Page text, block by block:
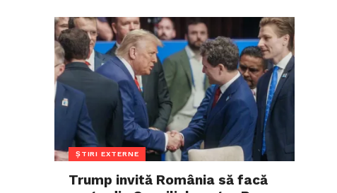
ȘTIRI EXTERNE
Trump invită România să facă